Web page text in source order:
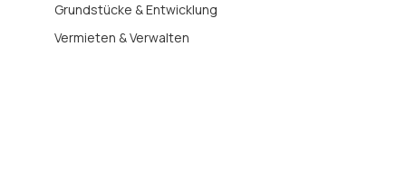
Grundstücke & Entwicklung
Vermieten & Verwalten